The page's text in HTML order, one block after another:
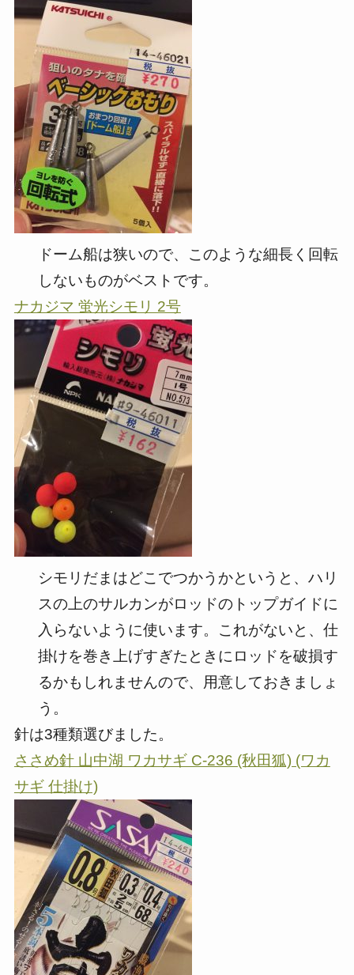
ドーム船は狭いので、このような細長く回転
しないものがベストです。
ナカジマ 蛍光シモリ 2号
シモリだまはどこでつかうかというと、ハリ
スの上のサルカンがロッドのトップガイドに
入らないように使います。これがないと、仕
掛けを巻き上げすぎたときにロッドを破損す
るかもしれませんので、用意しておきましょ
う。
針は3種類選びました。
ささめ針 山中湖 ワカサギ C-236 (秋田狐) (ワカ
サギ 仕掛け)